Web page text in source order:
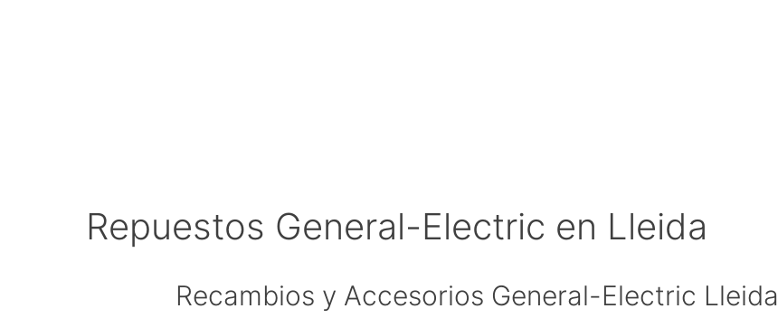
Repuestos General-Electric en Lleida
Recambios y Accesorios General-Electric Lleida